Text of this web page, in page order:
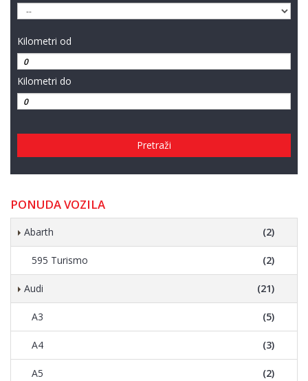
Kilometri od
Kilometri do
Pretraži
PONUDA VOZILA
Abarth (2)
595 Turismo (2)
Audi (21)
A3 (5)
A4 (3)
A5 (2)